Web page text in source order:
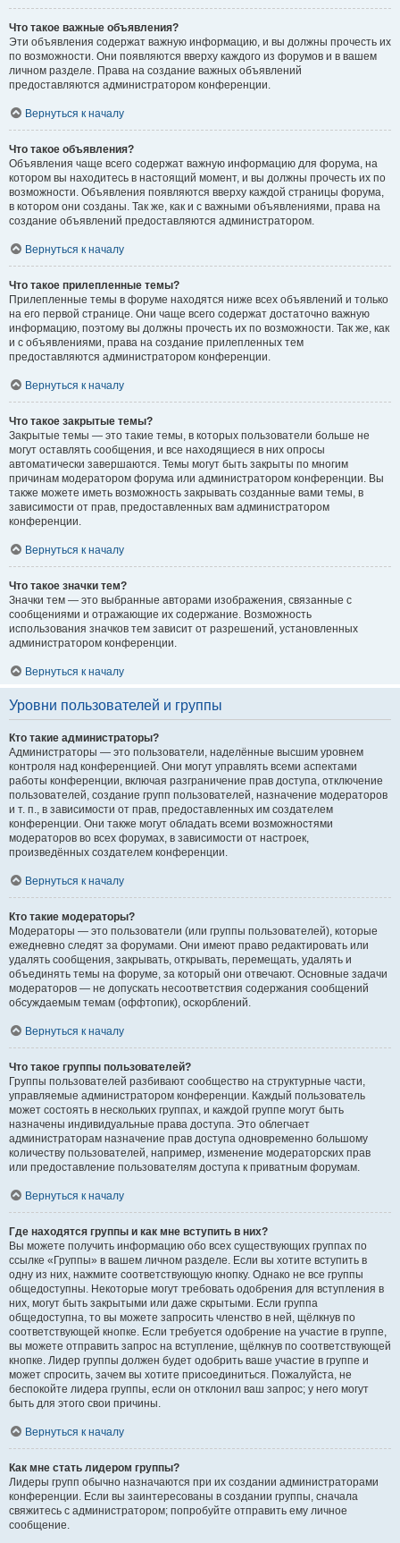
Что такое важные объявления?
Эти объявления содержат важную информацию, и вы должны прочесть их
по возможности. Они появляются вверху каждого из форумов и в вашем
личном разделе. Права на создание важных объявлений
предоставляются администратором конференции.
Вернуться к началу
Что такое объявления?
Объявления чаще всего содержат важную информацию для форума, на
котором вы находитесь в настоящий момент, и вы должны прочесть их по
возможности. Объявления появляются вверху каждой страницы форума,
в котором они созданы. Так же, как и с важными объявлениями, права на
создание объявлений предоставляются администратором.
Вернуться к началу
Что такое прилепленные темы?
Прилепленные темы в форуме находятся ниже всех объявлений и только
на его первой странице. Они чаще всего содержат достаточно важную
информацию, поэтому вы должны прочесть их по возможности. Так же, как
и с объявлениями, права на создание прилепленных тем
предоставляются администратором конференции.
Вернуться к началу
Что такое закрытые темы?
Закрытые темы — это такие темы, в которых пользователи больше не
могут оставлять сообщения, и все находящиеся в них опросы
автоматически завершаются. Темы могут быть закрыты по многим
причинам модератором форума или администратором конференции. Вы
также можете иметь возможность закрывать созданные вами темы, в
зависимости от прав, предоставленных вам администратором
конференции.
Вернуться к началу
Что такое значки тем?
Значки тем — это выбранные авторами изображения, связанные с
сообщениями и отражающие их содержание. Возможность
использования значков тем зависит от разрешений, установленных
администратором конференции.
Вернуться к началу
Уровни пользователей и группы
Кто такие администраторы?
Администраторы — это пользователи, наделённые высшим уровнем
контроля над конференцией. Они могут управлять всеми аспектами
работы конференции, включая разграничение прав доступа, отключение
пользователей, создание групп пользователей, назначение модераторов
и т. п., в зависимости от прав, предоставленных им создателем
конференции. Они также могут обладать всеми возможностями
модераторов во всех форумах, в зависимости от настроек,
произведённых создателем конференции.
Вернуться к началу
Кто такие модераторы?
Модераторы — это пользователи (или группы пользователей), которые
ежедневно следят за форумами. Они имеют право редактировать или
удалять сообщения, закрывать, открывать, перемещать, удалять и
объединять темы на форуме, за который они отвечают. Основные задачи
модераторов — не допускать несоответствия содержания сообщений
обсуждаемым темам (оффтопик), оскорблений.
Вернуться к началу
Что такое группы пользователей?
Группы пользователей разбивают сообщество на структурные части,
управляемые администратором конференции. Каждый пользователь
может состоять в нескольких группах, и каждой группе могут быть
назначены индивидуальные права доступа. Это облегчает
администраторам назначение прав доступа одновременно большому
количеству пользователей, например, изменение модераторских прав
или предоставление пользователям доступа к приватным форумам.
Вернуться к началу
Где находятся группы и как мне вступить в них?
Вы можете получить информацию обо всех существующих группах по
ссылке «Группы» в вашем личном разделе. Если вы хотите вступить в
одну из них, нажмите соответствующую кнопку. Однако не все группы
общедоступны. Некоторые могут требовать одобрения для вступления в
них, могут быть закрытыми или даже скрытыми. Если группа
общедоступна, то вы можете запросить членство в ней, щёлкнув по
соответствующей кнопке. Если требуется одобрение на участие в группе,
вы можете отправить запрос на вступление, щёлкнув по соответствующей
кнопке. Лидер группы должен будет одобрить ваше участие в группе и
может спросить, зачем вы хотите присоединиться. Пожалуйста, не
беспокойте лидера группы, если он отклонил ваш запрос; у него могут
быть для этого свои причины.
Вернуться к началу
Как мне стать лидером группы?
Лидеры групп обычно назначаются при их создании администраторами
конференции. Если вы заинтересованы в создании группы, сначала
свяжитесь с администратором; попробуйте отправить ему личное
сообщение.